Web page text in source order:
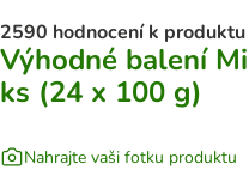
2590 hodnocení k produktu
Výhodné balení
ks (24 x 100 g)
Nahrajte vaši fotku produktu